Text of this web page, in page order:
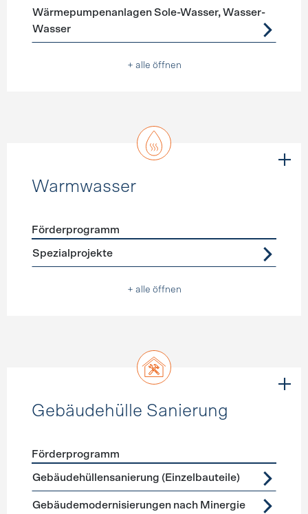
Wärmepumpenanlagen Sole-Wasser, Wasser-
Wasser
+ alle öffnen
Warmwasser
Förderprogramme
Förderprogramm
Spezialprojekte
+ alle öffnen
Gebäudehülle Sanierung
Förderprogramme Gebäudehülle Sanierung
Förderprogramm
Gebäudehüllensanierung (Einzelbauteile)
Gebäudemodernisierungen nach Minergie